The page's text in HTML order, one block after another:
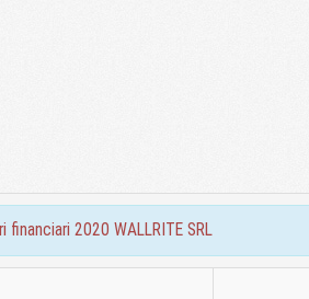
financiari 2020 WALLRITE SRL